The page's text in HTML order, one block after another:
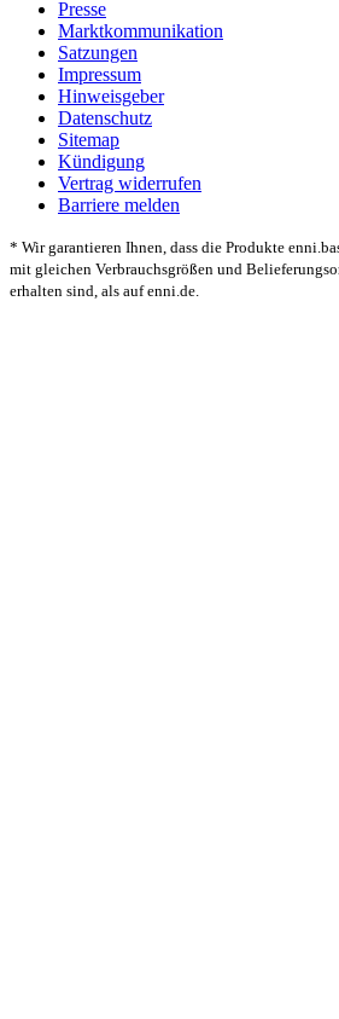
Presse
Marktkommunikation
Satzungen
Impressum
Hinweisgeber
Datenschutz
Sitemap
Kündigung
Vertrag widerrufen
Barriere melden
* Wir garantieren Ihnen, dass die Produkte
mit gleichen Verbrauchsgrößen und
erhalten sind, als auf enni.de.